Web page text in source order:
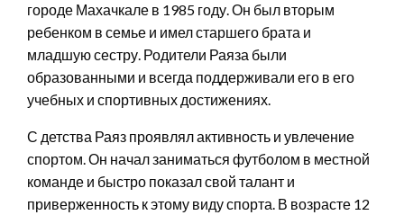
городе Махачкале в 1985 году. Он был вторым
ребенком в семье и имел старшего брата и
младшую сестру. Родители Раяза были
образованными и всегда поддерживали его в его
учебных и спортивных достижениях.
С детства Раяз проявлял активность и увлечение
спортом. Он начал заниматься футболом в местной
команде и быстро показал свой талант и
приверженность к этому виду спорта. В возрасте 12